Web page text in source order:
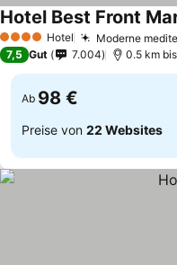
4 Sterne Hotel Moderne
Hotel Best Front
7,5 Gut 7.004 0.5 km
Ab 98 €
Preise von 22 Websites